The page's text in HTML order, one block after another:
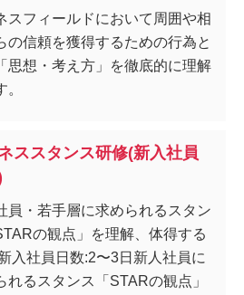
スフィールドにおいて周囲や相
の信頼を獲得するための行為と
思想・考え方」を徹底的に理解
。
ススタンス研修(新入社員
員・若手層に求められるスタン
の観点」を理解、体得する
入社員日数:2〜3日新人社員に
れるスタンス「STARの観点」